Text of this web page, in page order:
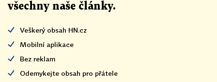
všechny naše články.
Veškerý obsah HN.cz
Mobilní aplikace
Bez reklam
Odemykejte obsah pro přátele